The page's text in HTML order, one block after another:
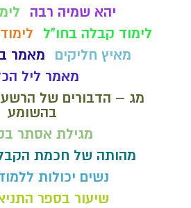
יהא שמיה רבה
לימוד קבלה בחו"ל
מאיץ חליקים
מאמר
מאמר ליל
מג – הדבורים של הרשע
בהשומע
מגילת אסתר
מהותה של חכמת
נשים יכולות
שיעור בספר